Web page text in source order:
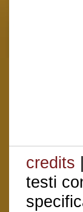
credits |
testi